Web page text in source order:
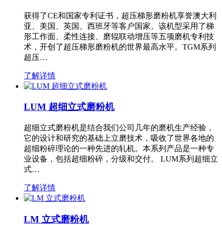
获得了CE和国家专利证书，超压梯形磨粉机享誉澳大利
亚、美国、英国、西班牙等客户国家。该机型采用了梯
形工作面、柔性连接、磨辊联动增压等五项磨机专利技
术，开创了超压梯形磨粉机的世界最高水平。TGM系列
超压…
了解详情
LUM 超细立式磨粉机
超细立式磨粉机是结合我们公司几年的磨机生产经验，
它的设计和研究的基础上立磨技术，吸收了世界各地的
超细粉碎理论的一种先进的轧机。本系列产品是一种专
业设备，包括超细粉碎，分级和交付。 LUM系列超细立
式…
了解详情
LM 立式磨粉机